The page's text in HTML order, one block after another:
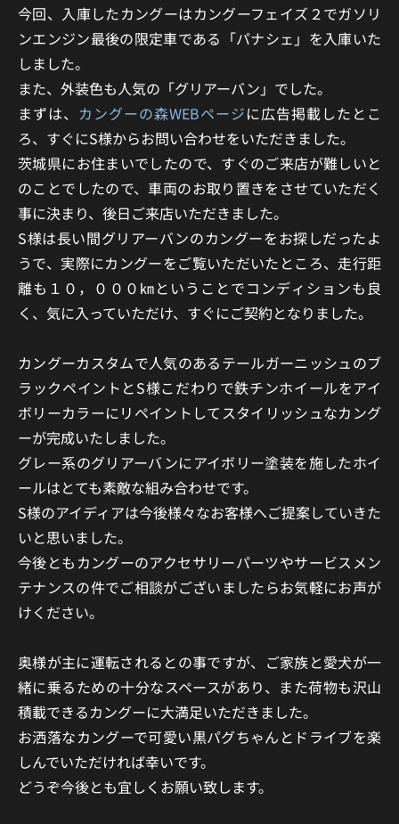
今回、入庫したカングーはカングーフェイズ２でガソリ
ンエンジン最後の限定車である「パナシェ」を入庫いた
しました。
また、外装色も人気の「グリアーバン」でした。
まずは、 カングーの森WEBページに広告掲載したとこ
ろ、すぐにS様からお問い合わせをいただきました。
茨城県にお住まいでしたので、すぐのご来店が難しいと
のことでしたので、車両のお取り置きをさせていただく
事に決まり、後日ご来店いただきました。
S様は長い間グリアーバンのカングーをお探しだったよ
うで、実際にカングーをご覧いただいたところ、走行距
離も１０，０００㎞ということでコンディションも良
く、気に入っていただけ、すぐにご契約となりました。
カングーカスタムで人気のあるテールガーニッシュのブ
ラックペイントとS様こだわりで鉄チンホイールをアイ
ボリーカラーにリペイントしてスタイリッシュなカング
ーが完成いたしました。
グレー系のグリアーバンにアイボリー塗装を施したホイ
ールはとても素敵な組み合わせです。
S様のアイディアは今後様々なお客様へご提案していきた
いと思いました。
今後ともカングーのアクセサリーパーツやサービスメン
テナンスの件でご相談がございましたらお気軽にお声が
けください。
奥様が主に運転されるとの事ですが、ご家族と愛犬が一
緒に乗るための十分なスペースがあり、また荷物も沢山
積載できるカングーに大満足いただきました。
お洒落なカングーで可愛い黒パグちゃんとドライブを楽
しんでいただければ幸いです。
どうぞ今後とも宜しくお願い致します。